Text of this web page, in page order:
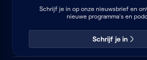
Schrijf je in op onze nieuwsbrief en
nieuwe programma's en
Schrijf je in